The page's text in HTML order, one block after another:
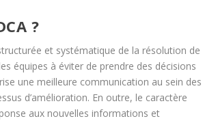
?
et systématique de la résolution de
équipes à éviter de prendre des décisions
une meilleure communication au sein des
d’amélioration. En outre, le caractère
aux nouvelles informations et